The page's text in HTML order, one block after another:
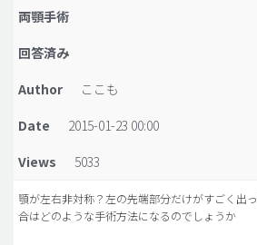
idリアルストーリー
idニュース
病院紹介
安全整形
ご相談のお問い合わせ
両顎手術
回答済み
Author
ここも
Date
2015-01-23 00:00
Views
5033
顎が左右非対称？左の先端部分だけがすごく出
合はどのような手術方法になるのでしょうか